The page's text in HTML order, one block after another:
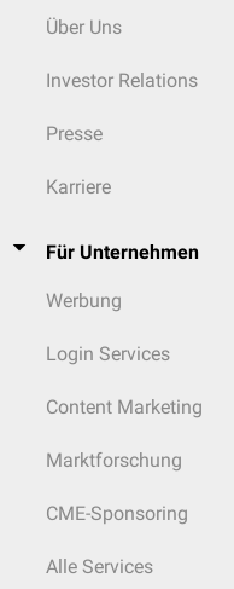
Über Uns
Investor Relations
Presse
Karriere
Für Unternehmen
Werbung
Login Services
Content Marketing
Marktforschung
CME-Sponsoring
Alle Services